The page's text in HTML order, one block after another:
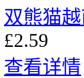
双熊猫
£2.59
查看详情